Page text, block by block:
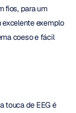
fios, para um
excelente exemplo
coeso e fácil
touca de EEG é